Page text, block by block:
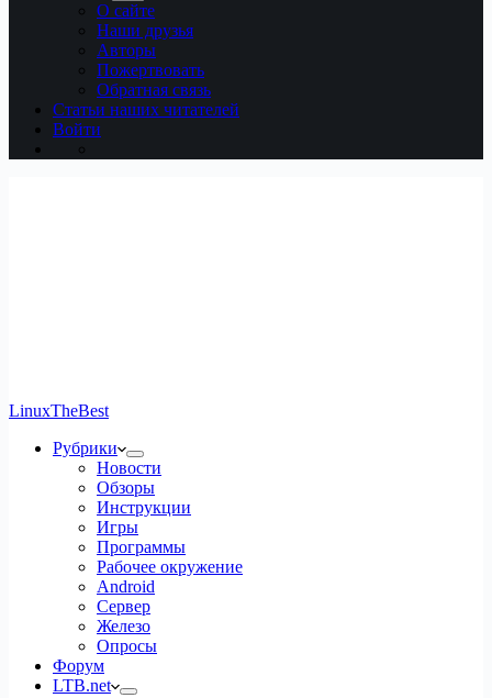
О сайте
Наши друзья
Авторы
Пожертвовать
Обратная связь
Статьи наших читателей
Войти
LinuxTheBest
Рубрики
Новости
Обзоры
Инструкции
Игры
Программы
Рабочее окружение
Android
Сервер
Железо
Опросы
Форум
LTB.net